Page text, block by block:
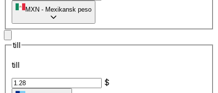
MXN - Mexikansk peso
till
till
$